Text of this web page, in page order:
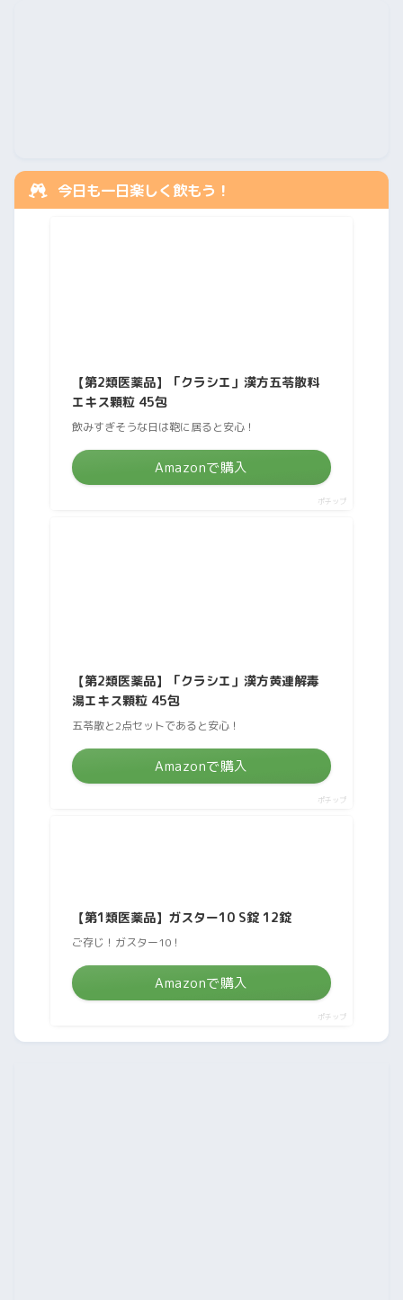
今日も一日楽しく飲もう！
【第2類医薬品】「クラシエ」漢方五苓散料
エキス顆粒 45包
飲みすぎそうな日は鞄に居ると安心！
Amazonで購入
ポチップ
【第2類医薬品】「クラシエ」漢方黄連解毒
湯エキス顆粒 45包
五苓散と2点セットであると安心！
Amazonで購入
ポチップ
【第1類医薬品】ガスター10 S錠 12錠
ご存じ！ガスター10！
Amazonで購入
ポチップ